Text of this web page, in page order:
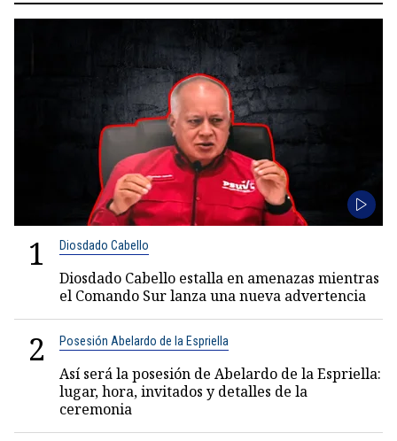
1 Diosdado Cabello
Diosdado Cabello estalla en amenazas mientras
el Comando Sur lanza una nueva advertencia
2 Posesión Abelardo de la Espriella
Así será la posesión de Abelardo de la Espriella:
lugar, hora, invitados y detalles de la
ceremonia